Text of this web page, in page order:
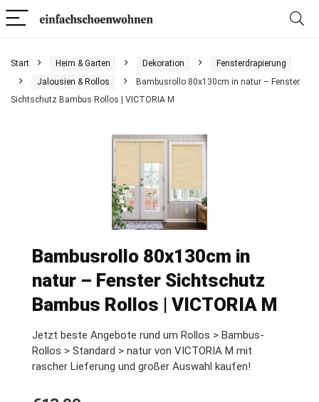
Start Heim & Garten Dekoration
Fensterdrapierung
Jalousien & Rollos
Bambusrollo 80x130cm in natur – Fenster
Sichtschutz Bambus Rollos | VICTORIA M
Bambusrollo 80x130cm in
natur – Fenster Sichtschutz
Bambus Rollos | VICTORIA M
Jetzt beste Angebote rund um Rollos > Bambus-
Rollos > Standard > natur von VICTORIA M mit
rascher Lieferung und großer Auswahl kaufen!